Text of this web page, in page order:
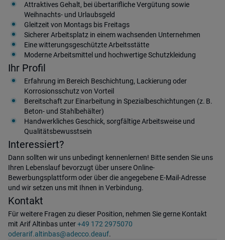
Attraktives Gehalt, bei übertarifliche Vergütung sowie
Weihnachts- und Urlaubsgeld
Gleitzeit von Montags bis Freitags
Sicherer Arbeitsplatz in einem wachsenden Unternehmen
Eine witterungsgeschützte Arbeitsstätte
Moderne Arbeitsmittel und hochwertige Schutzkleidung
Ihr Profil
Erfahrung im Bereich Beschichtung, Lackierung oder
Korrosionsschutz von Vorteil
Bereitschaft zur Einarbeitung in Spezialbeschichtungen (z. B.
Beton- und Stahlbehälter)
Handwerkliches Geschick, sorgfältige Arbeitsweise und
Qualitätsbewusstsein
Interessiert?
Dann sollten wir uns unbedingt kennenlernen! Bitte senden Sie uns
Ihren Lebenslauf bevorzugt über unsere Online-
Bewerbungsplattform oder über die angegebene E-Mail-Adresse
und wir setzen uns mit Ihnen in Verbindung.
Kontakt
Für weitere Fragen zu dieser Position, nehmen Sie gerne Kontakt
mit Arif Altinbas unter+49 172 2975070
oderarif.altinbas@adecco.deauf.